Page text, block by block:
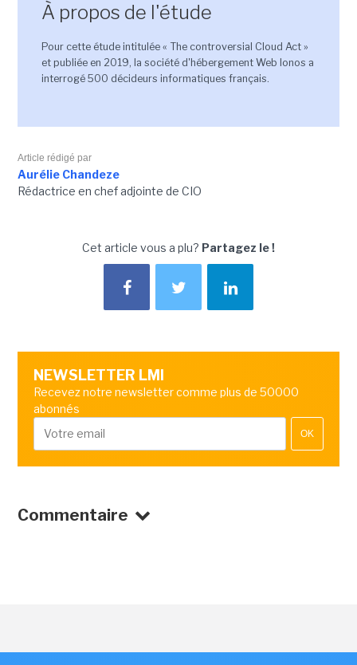
À propos de l'étude
Pour cette étude intitulée « The controversial Cloud Act »
et publiée en 2019, la société d'hébergement Web Ionos a
interrogé 500 décideurs informatiques français.
Article rédigé par
Aurélie Chandeze
Rédactrice en chef adjointe de CIO
Cet article vous a plu? Partagez le !
NEWSLETTER LMI
Recevez notre newsletter comme plus de 50000
abonnés
OK
Commentaire